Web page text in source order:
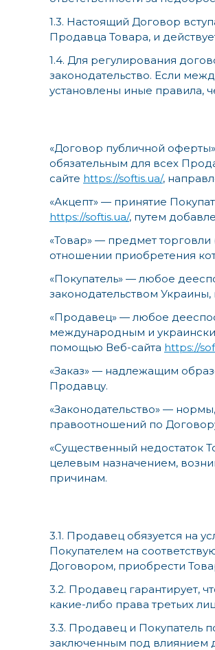
1.3. Настоящий Договор
Продавца Товара, и
1.4. Для регулирования
законодательство. Если
установлены иные правила,
«Договор публичной
обязательным для всех
сайте https://softis.ua/,
«Акцепт» — принятие
https://softis.ua/, путем
«Товар» — предмет
отношении приобретения
«Покупатель» — любое
законодательством
«Продавец» — любое
международным и
помощью Веб-сайта https://
«Заказ» — надлежащим
Продавцу.
«Законодательство» —
правоотношений по
«Существенный недостаток
целевым назначением,
причинам.
3.1. Продавец обязуется на
Покупателем на
Договором, приобрести
3.2. Продавец гарантирует,
какие-либо права третьих
3.3. Продавец и Покупатель
заключенным под влиянием